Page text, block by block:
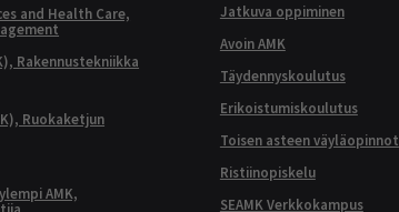
and Health Care,
Rakennustekniikka
Ruokaketjun
AMK,
Jatkuva oppiminen
Avoin AMK
Täydennyskoulutus
Erikoistumiskoulutus
Toisen asteen väyläopinnot
Ristiinopiskelu
SEAMK Verkkokampus